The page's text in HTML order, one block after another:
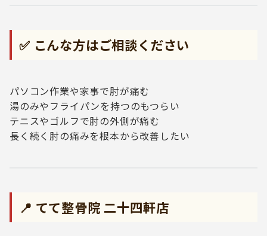
✅ こんな方はご相談ください
パソコン作業や家事で肘が痛む
湯のみやフライパンを持つのもつらい
テニスやゴルフで肘の外側が痛む
長く続く肘の痛みを根本から改善したい
📍 てて整骨院 二十四軒店